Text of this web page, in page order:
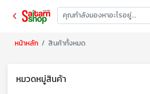
หน้าหลัก สินค้าทั้งหมด
หมวดหมู่สินค้า